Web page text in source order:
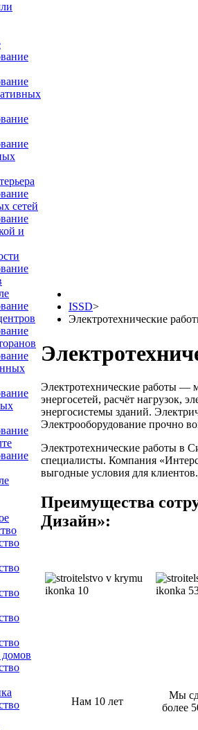
сетей
и
ISSD>
Электротехнические
Электротехнические работы —
энергосетей, расчёт нагрузок,
энергосистемы зданий.
Электрооборудование прочно
Электротехнические работы в
специалисты. Компания
выгодные условия для клиентов.
Преимущества
Дизайн»:
Нам 10 лет
Мы
более